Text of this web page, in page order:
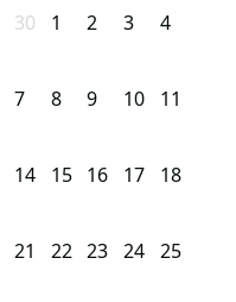
30 1 2 3 4
7 8 9 10 11
14 15 16 17 18
21 22 23 24 25